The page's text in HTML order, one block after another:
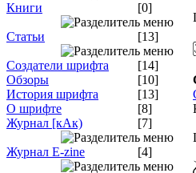
Книги [0]
Статьи [13]
Создатели шрифта
[14]
Обзоры
[10]
История шрифта
[13]
О шрифте
[8]
Журнал [кАк)
[7]
Журнал E-zine [4]